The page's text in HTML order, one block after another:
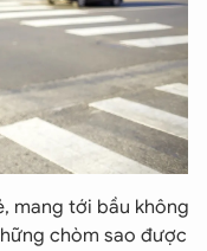
mang tới bầu không
chòm sao được